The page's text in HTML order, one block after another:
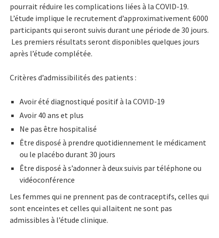
pourrait réduire les complications liées à la COVID-19.
L’étude implique le recrutement d’approximativement 6000
participants qui seront suivis durant une période de 30 jours.
Les premiers résultats seront disponibles quelques jours
après l’étude complétée.
Critères d’admissibilités des patients :
Avoir été diagnostiqué positif à la COVID-19
Avoir 40 ans et plus
Ne pas être hospitalisé
Être disposé à prendre quotidiennement le médicament
ou le placébo durant 30 jours
Être disposé à s’adonner à deux suivis par téléphone ou
vidéoconférence
Les femmes qui ne prennent pas de contraceptifs, celles qui
sont enceintes et celles qui allaitent ne sont pas
admissibles à l’étude clinique.